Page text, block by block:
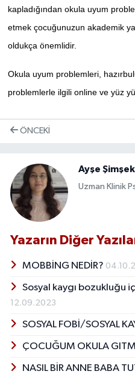
kapladığından okula uyum
etmek çocuğunuzun akademik
oldukça önemlidir.
Okula uyum problemleri,
problemlerle ilgili online ve yüz
ÖNCEKI
Ayşe
Uzman Klinik
Yazarın Diğer
MOBBİNG NEDİR?
Sosyal kaygı bozukluğu
12.09.2023
SOSYAL FOBİ/SOSYAL
ÇOCUĞUM OKULA
NASIL BİR ANNE BABA